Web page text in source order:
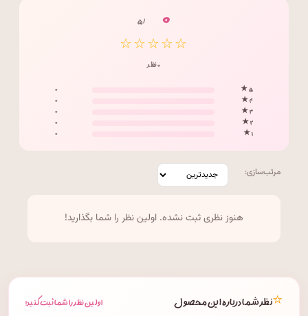
۰ / ۵
☆☆☆☆☆
۰ نظر
۵ ★
۰
۴ ★
۰
۳ ★
۰
۲ ★
۰
۱ ★
۰
مرتب‌سازی:
هنوز نظری ثبت نشده. اولین نظر را شما بگذارید!
⭐نظر شما درباره این محصول اولین نظر را شما ثبت کنید!